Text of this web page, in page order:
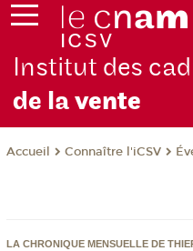
Institut des
de lavente
Accueil Connaître l'iCSV
LA CHRONIQUE MENSUELLE DE